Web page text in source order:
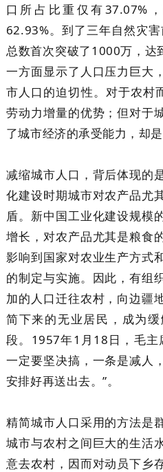
口所占比重仅有37.07%
62.93%。到了三年自然灾
总数首次突破了1000万，
一方面显示了人口压力巨大
市人口的迫切性。对于农村
劳动力增量的优势；但对于
了城市经济的承受能力，却
减缩城市人口，背后体现的
化建设时期城市对农产品尤
盾。新中国工业化建设规模
增长，对农产品尤其是粮食
影响到国家对农业生产方式
的制定与实施。因此，有组
加的人口迁往农村，向边疆
简下来的无业居民，成为
段。1957年1月18日，毛主
一定要坚决搞，一条是减人
安排好再送出去。”。
精简城市人口采用的方法是
城市与农村之间巨大的生活
意去农村，因而对动员下乡